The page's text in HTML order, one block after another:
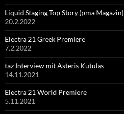
Liquid Staging Top Story (pma Magazin)
20.2.2022
Electra 21 Greek Premiere
7.2.2022
taz Interview mit Asteris Kutulas
14.11.2021
Electra 21 World Premiere
5.11.2021